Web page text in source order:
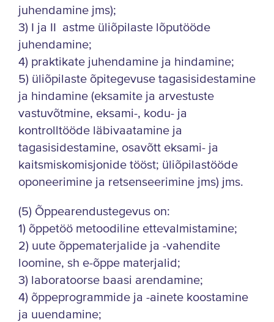
juhendamine jms);
3) I ja II astme üliõpilaste lõputööde
juhendamine;
4) praktikate juhendamine ja hindamine;
5) üliõpilaste õpitegevuse tagasisidestamine
ja hindamine (eksamite ja arvestuste
vastuvõtmine, eksami-, kodu- ja
kontrolltööde läbivaatamine ja
tagasisidestamine, osavõtt eksami- ja
kaitsmiskomisjonide tööst; üliõpilastööde
oponeerimine ja retsenseerimine jms) jms.
(5) Õppearendustegevus on:
1) õppetöö metoodiline ettevalmistamine;
2) uute õppematerjalide ja -vahendite
loomine, sh e-õppe materjalid;
3) laboratoorse baasi arendamine;
4) õppeprogrammide ja -ainete koostamine
ja uuendamine;